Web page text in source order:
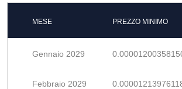
MESE PREZZO MINIMO
Gennaio 2029
Febbraio 2029